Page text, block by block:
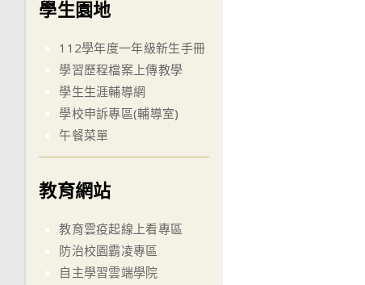
學生園地
112學年度一年級新生手冊
學習歷程檔案上傳教學
學生生涯輔導網
學校申訴專區(輔導室)
午餐菜單
教育網站
教育雲疫起線上看專區
防治校園霸凌專區
自主學習雲端學院